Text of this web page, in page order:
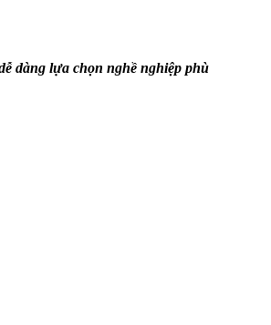
dàng lựa chọn nghề nghiệp phù